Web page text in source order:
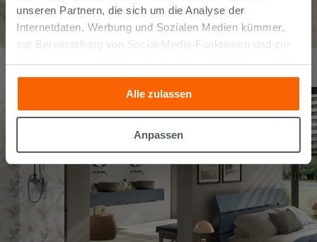
unseren Partnern, die sich um die Analyse der
Internetdaten, Werbung und Sozialen Medien kümmer,
zur Bereitstellung von Social-Media-Funktionen und zur
anderen Informationen, die Sie ihnen geliefert haben oder
die sie aufgrund Ihrer Verwendung ihrer Dienste
gesammelt haben, kombinieren. Falls Sie mehr wissen
möchten oder Ihre Zustimmung zu allen oder einigen
Zustimmung kann durch Klicken auf die Schaltfläche
„Cookies akzeptieren“ gegeben werden. Wenn Sie auf
die Schaltfläche "X" klicken, können Sie das Surfen erst
nach der Installation der technischen Cookies fortsetzen.
Alle zulassen
Anpassen
28,99€ /m2